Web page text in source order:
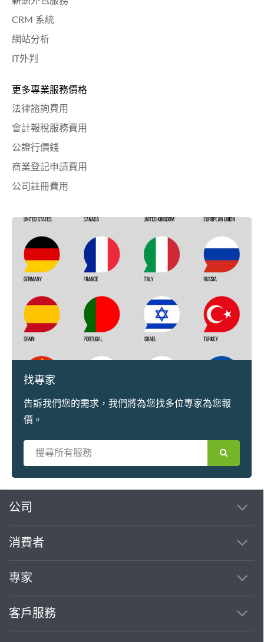
CRM 系統
網站分析
IT外判
更多專業服務價格
法律諮詢費用
會計報稅服務費用
公證行價錢
商業登記申請費用
公司註冊費用
找專家
告訴我們您的需求，我們將為您找多位專家為您報
價。
公司
消費者
專家
客戶服務